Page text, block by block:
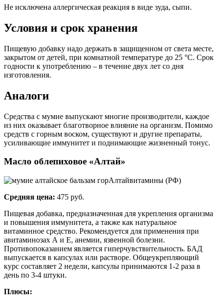
Не исключена аллергическая реакция в виде зуда, сыпи.
Условия и срок хранения
Пищевую добавку надо держать в защищенном от света месте,
закрытом от детей, при комнатной температуре до 25 °С. Срок
годности к употреблению – в течение двух лет со дня
изготовления.
Аналоги
Средства с мумие выпускают многие производители, каждое
из них оказывает благотворное влияние на организм. Помимо
средств с горным воском, существуют и другие препараты,
усиливающие иммунитет и поднимающие жизненный тонус.
Масло облепиховое «Алтай»
Алтайвитамины (РФ)
Средняя цена: 475 руб.
Пищевая добавка, предназначенная для укрепления организма
и повышения иммунитета, а также как натуральное
витаминное средство. Рекомендуется для применения при
авитаминозах А и Е, анемии, язвенной болезни.
Противопоказанием является гиперчувствительность. БАД
выпускается в капсулах или растворе. Общеукрепляющий
курс составляет 2 недели, капсулы принимаются 1-2 раза в
день по 3-4 штуки.
Плюсы: